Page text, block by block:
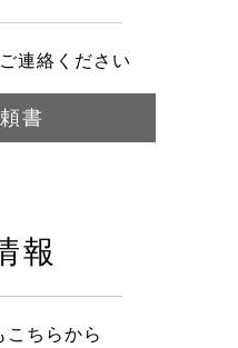
連絡ください
書
報
ちらから